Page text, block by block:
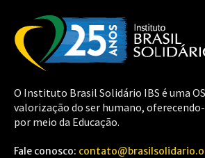
O Instituto Brasil Solidário IBS é uma
valorização do ser humano,
por meio da Educação.
Fale conosco: